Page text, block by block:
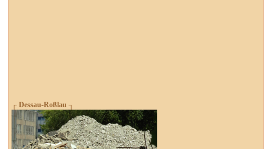
┌ Dessau-Roßlau ┐